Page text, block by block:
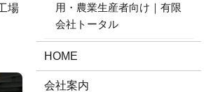
場
用・農業生産者向け｜有限
会社トータル
HOME
会社案内